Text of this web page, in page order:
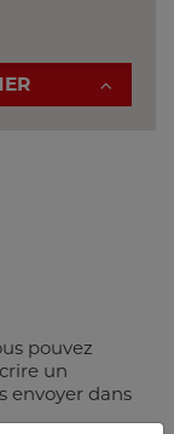
pouvez
un
envoyer dans